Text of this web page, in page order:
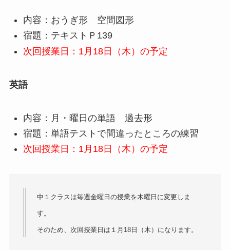
内容：おうぎ形 空間図形
宿題：テキストＰ139
次回授業日：1月18日（木）の予定
英語
内容：月・曜日の単語 過去形
宿題：単語テストで間違ったところの練習
次回授業日：1月18日（木）の予定
中１クラスは毎週金曜日の授業を木曜日に変更しま
す。
そのため、次回授業日は１月18日（木）になります。